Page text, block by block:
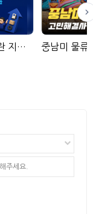
성장 둔화 및 혼란 지속으로 마진 압박에 직면한 포워더들